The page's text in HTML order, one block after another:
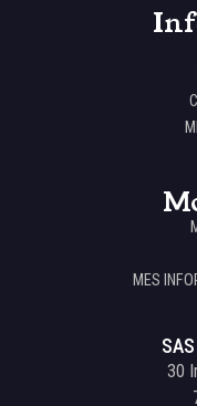
MES
30